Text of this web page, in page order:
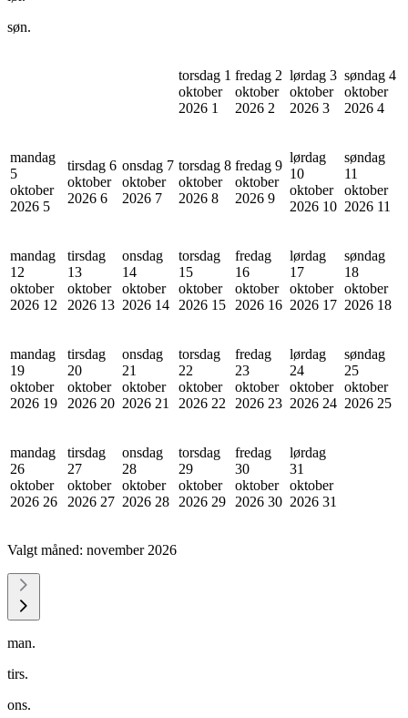
søn.
torsdag 1
oktober
2026 1
fredag 2
oktober
2026 2
lørdag 3
oktober
2026 3
søndag 4
oktober
2026 4
mandag
5
oktober
2026 5
tirsdag 6
oktober
2026 6
onsdag 7
oktober
2026 7
torsdag 8
oktober
2026 8
fredag 9
oktober
2026 9
lørdag
10
oktober
2026 10
søndag
11
oktober
2026 11
mandag
12
oktober
2026 12
tirsdag
13
oktober
2026 13
onsdag
14
oktober
2026 14
torsdag
15
oktober
2026 15
fredag
16
oktober
2026 16
lørdag
17
oktober
2026 17
søndag
18
oktober
2026 18
mandag
19
oktober
2026 19
tirsdag
20
oktober
2026 20
onsdag
21
oktober
2026 21
torsdag
22
oktober
2026 22
fredag
23
oktober
2026 23
lørdag
24
oktober
2026 24
søndag
25
oktober
2026 25
mandag
26
oktober
2026 26
tirsdag
27
oktober
2026 27
onsdag
28
oktober
2026 28
torsdag
29
oktober
2026 29
fredag
30
oktober
2026 30
lørdag
31
oktober
2026 31
Valgt måned: november 2026
man.
tirs.
ons.